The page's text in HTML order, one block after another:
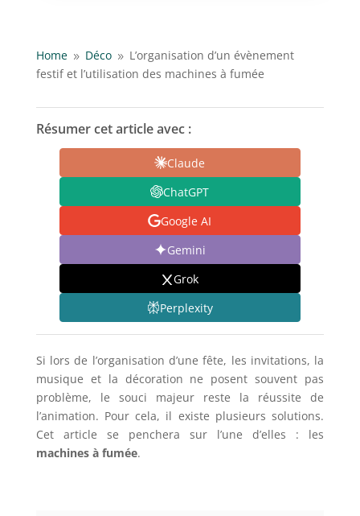
Home 9 Déco 9 L’organisation d’un évènement
festif et l’utilisation des machines à fumée
Résumer cet article avec :
Claude
ChatGPT
Google AI
Gemini
Grok
Perplexity
Si lors de l’organisation d’une fête, les invitations, la
musique et la décoration ne posent souvent pas
problème, le souci majeur reste la réussite de
l’animation. Pour cela, il existe plusieurs solutions.
Cet article se penchera sur l’une d’elles : les
machines à fumée.